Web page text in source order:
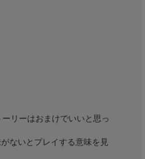
リーはおまけでいいと思っ
ないとプレイする意味を見